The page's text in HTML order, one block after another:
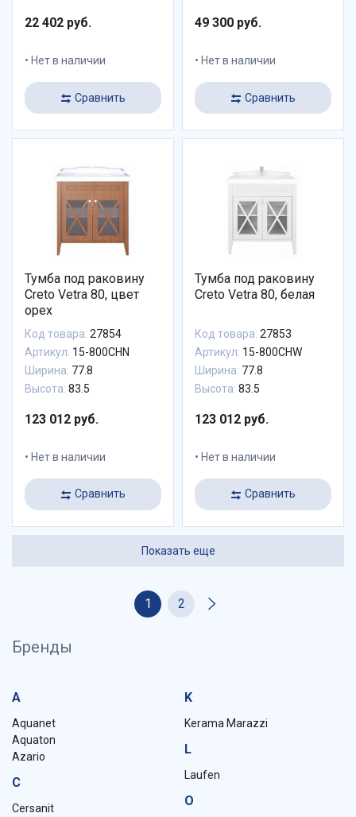
22 402 руб.
Нет в наличии
Сравнить
49 300 руб.
Нет в наличии
Сравнить
Тумба под раковину
Creto Vetra 80, цвет
орех
Код товара: 27854
Артикул: 15-800CHN
Ширина: 77.8
Высота: 83.5
123 012 руб.
Нет в наличии
Сравнить
Тумба под раковину
Creto Vetra 80, белая
Код товара: 27853
Артикул: 15-800CHW
Ширина: 77.8
Высота: 83.5
123 012 руб.
Нет в наличии
Сравнить
Показать еще
1 2
Бренды
A
Aquanet
Aquaton
Azario
C
Cersanit
K
Kerama Marazzi
L
Laufen
O